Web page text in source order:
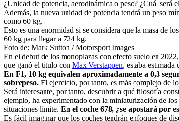
¿Unidad de potencia, aerodinámica o peso? ¿Cuál será
Además, la nueva unidad de potencia tendrá un peso
como 60 kg.
Esto es una enormidad si se considera que la masa de
60 kg para llegar a 724 kg.
Foto de: Mark Sutton / Motorsport Images
En el debut de los monoplazas con efecto suelo en
que ganó el título con Max Verstappen, estaba
En F1, 10 kg equivalen aproximadamente a 0,3
sobrepeso. El ejercicio, por tanto, es más complejo de
Será interesante, por tanto, descubrir a qué filosofía
ejemplo, ha experimentado con la miniaturización de
situaciones límite. En el coche 678, ¿se apostará por
Es fácil imaginar que los coches tendrán enfoques de